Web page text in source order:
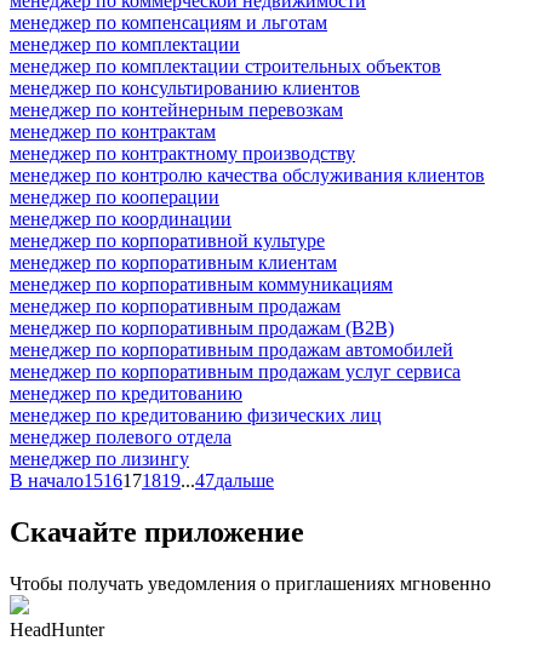
менеджер по компенсациям и льготам
менеджер по комплектации
менеджер по комплектации строительных объектов
менеджер по консультированию клиентов
менеджер по контейнерным перевозкам
менеджер по контрактам
менеджер по контрактному производству
менеджер по контролю качества обслуживания клиентов
менеджер по кооперации
менеджер по координации
менеджер по корпоративной культуре
менеджер по корпоративным клиентам
менеджер по корпоративным коммуникациям
менеджер по корпоративным продажам
менеджер по корпоративным продажам (B2B)
менеджер по корпоративным продажам автомобилей
менеджер по корпоративным продажам услуг сервиса
менеджер по кредитованию
менеджер по кредитованию физических лиц
менеджер полевого отдела
менеджер по лизингу
В начало1516171819...47дальше
Скачайте приложение
Чтобы получать уведомления о приглашениях мгновенно
HeadHunter